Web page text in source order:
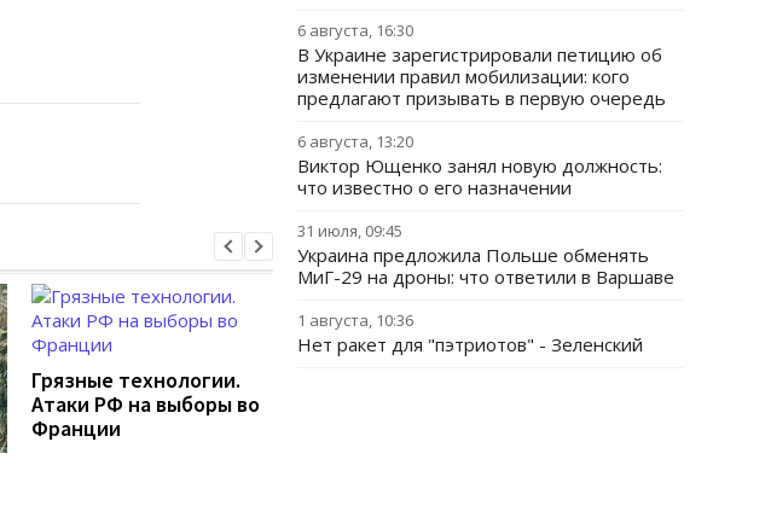
Грязные технологии.
Атаки РФ на выборы во
Франции
6 августа, 16:30
В Украине зарегистрировали петицию об
изменении правил мобилизации: кого
предлагают призывать в первую очередь
6 августа, 13:20
Виктор Ющенко занял новую должность:
что известно о его назначении
31 июля, 09:45
Украина предложила Польше обменять
МиГ-29 на дроны: что ответили в Варшаве
1 августа, 10:36
Нет ракет для "пэтриотов" - Зеленский